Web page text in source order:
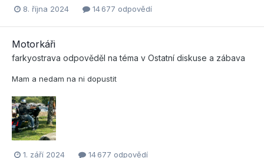
8. října 2024 14 677 odpovědí
Motorkáři
farkyostrava odpověděl na téma v Ostatní diskuse a zábava
Mam a nedam na ni dopustit
1. září 2024 14 677 odpovědí